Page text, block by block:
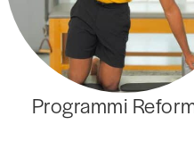
Programmi